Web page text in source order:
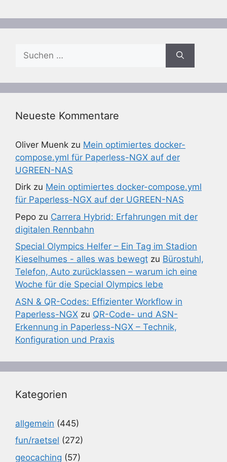
nach:
Neueste Kommentare
Oliver Muenk zu Mein optimiertes docker-
compose.yml für Paperless-NGX auf der
UGREEN-NAS
Dirk zu Mein optimiertes docker-compose.yml
für Paperless-NGX auf der UGREEN-NAS
Pepo zu Carrera Hybrid: Erfahrungen mit der
digitalen Rennbahn
Special Olympics Helfer – Ein Tag im Stadion
Kieselhumes - alles was bewegt zu Bürostuhl,
Telefon, Auto zurücklassen – warum ich eine
Woche für die Special Olympics lebe
ASN & QR-Codes: Effizienter Workflow in
Paperless-NGX zu QR-Code- und ASN-
Erkennung in Paperless-NGX – Technik,
Konfiguration und Praxis
Kategorien
allgemein (445)
fun/raetsel (272)
geocaching (57)